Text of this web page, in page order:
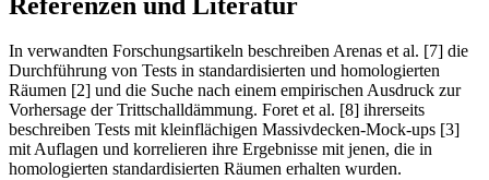
In verwandten Forschungsartikeln beschreiben Arenas et al. [7] die
Durchführung von Tests in standardisierten und homologierten
Räumen [2] und die Suche nach einem empirischen Ausdruck zur
Vorhersage der Trittschalldämmung. Foret et al. [8] ihrerseits
beschreiben Tests mit kleinflächigen Massivdecken-Mock-ups [3]
mit Auflagen und korrelieren ihre Ergebnisse mit jenen, die in
homologierten standardisierten Räumen erhalten wurden.